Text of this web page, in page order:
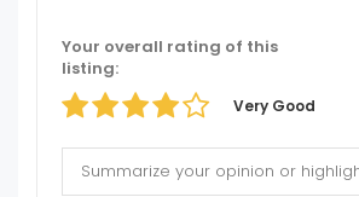
Your overall rating of this
listing:
Very Good